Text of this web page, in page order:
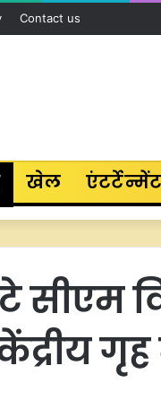
Contact us
खेल एंटर्टेन्मेंट
सीएम
गृह